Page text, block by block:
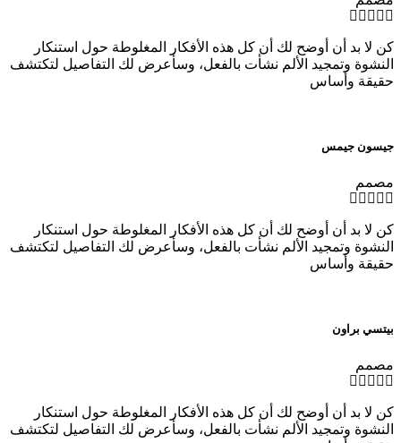
كن لا بد أن أوضح لك أن كل هذه الأفكار المغلوطة حول استنكار
النشوة وتمجيد الألم نشأت بالفعل، وسأعرض لك التفاصيل لتكتشف
حقيقة وأساس
جيسون جيمس
مصمم
كن لا بد أن أوضح لك أن كل هذه الأفكار المغلوطة حول استنكار
النشوة وتمجيد الألم نشأت بالفعل، وسأعرض لك التفاصيل لتكتشف
حقيقة وأساس
بيتسي براون
مصمم
كن لا بد أن أوضح لك أن كل هذه الأفكار المغلوطة حول استنكار
النشوة وتمجيد الألم نشأت بالفعل، وسأعرض لك التفاصيل لتكتشف